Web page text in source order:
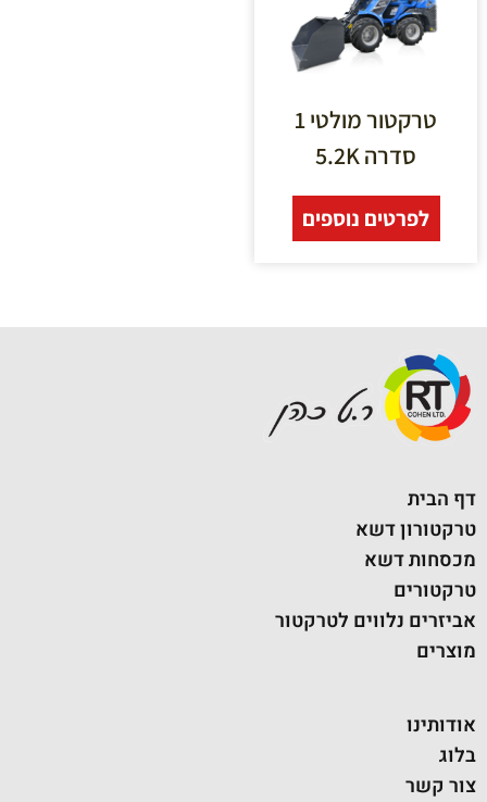
טרקטור מולטי 1
סדרה 5.2K
לפרטים נוספים
דף הבית
טרקטורון דשא
מכסחות דשא
טרקטורים
אביזרים נלווים לטרקטור
מוצרים
אודותינו
בלוג
צור קשר